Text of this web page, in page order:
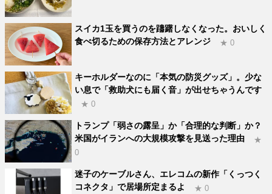
スイカ1玉を買うのを躊躇しなくなった。おいしく
食べ切るための保存方法とアレンジ
★ 0
キーホルダーなのに「本気の防災グッズ」。少な
い息で「救助犬にも届く音」が出せちゃうんです
★ 0
トランプ「弱さの露呈」か「合理的な判断」か？
米国がイランへの大規模攻撃を見送った理由
★
0
迷子のケーブルさん、エレコムの新作「くっつく
コネクタ」で居場所定まるよ
★ 0